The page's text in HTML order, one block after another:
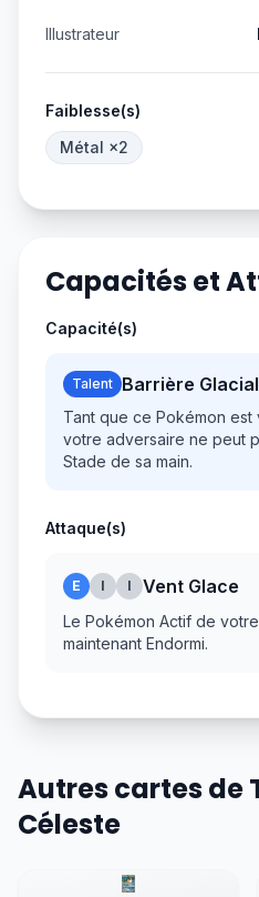
Illustrateur
Faiblesse(s)
Métal ×2
Capacités et
Capacité(s)
Talent Barrière
Tant que ce Pokémon est
votre adversaire ne peut
Stade de sa main.
Attaque(s)
E I I Vent Glace
Le Pokémon Actif de
maintenant Endormi.
Autres cartes de
Céleste